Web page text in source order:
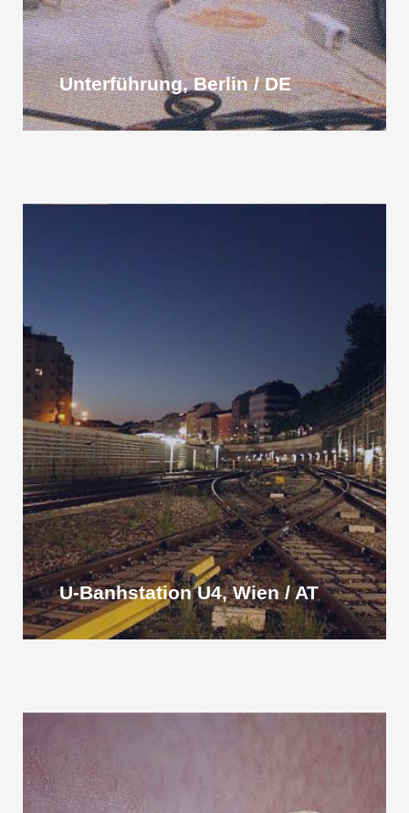
Unterführung, Berlin / DE
U-Banhstation U4, Wien / AT